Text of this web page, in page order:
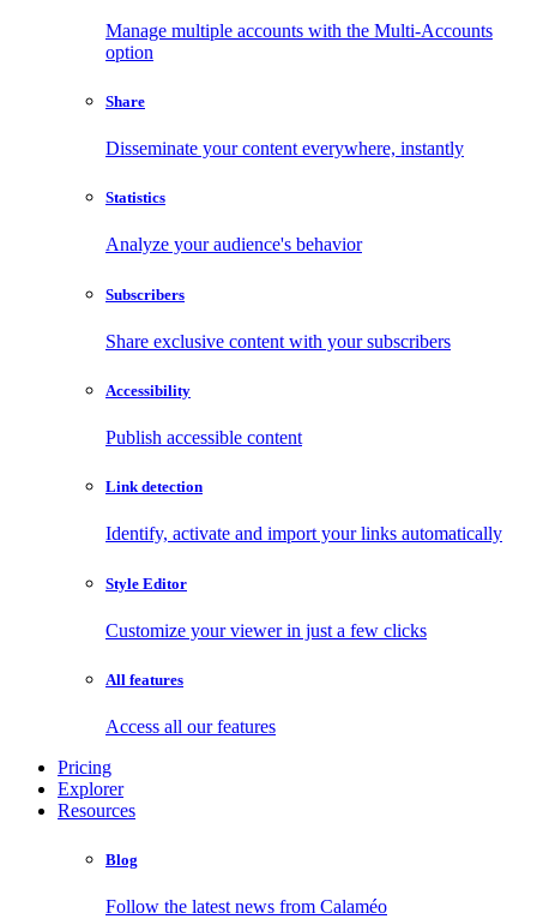
Manage multiple accounts with the Multi-Accounts
option
Share
Disseminate your content everywhere, instantly
Statistics
Analyze your audience's behavior
Subscribers
Share exclusive content with your subscribers
Accessibility
Publish accessible content
Link detection
Identify, activate and import your links automatically
Style Editor
Customize your viewer in just a few clicks
All features
Access all our features
Pricing
Explorer
Resources
Blog
Follow the latest news from Calaméo